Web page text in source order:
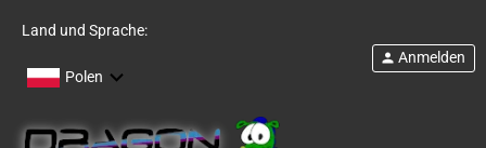
Land und Sprache:
Polen
person Anmelden